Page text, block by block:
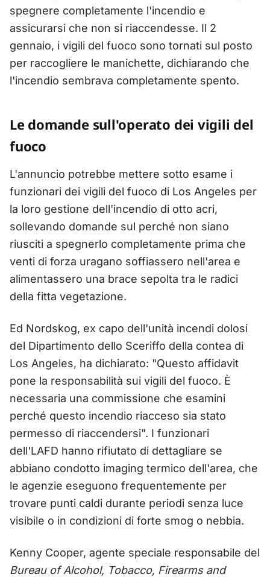
spegnere completamente l'incendio e
assicurarsi che non si riaccendesse. Il 2
gennaio, i vigili del fuoco sono tornati sul posto
per raccogliere le manichette, dichiarando che
l'incendio sembrava completamente spento.
Le domande sull'operato dei vigili del
fuoco
L'annuncio potrebbe mettere sotto esame i
funzionari dei vigili del fuoco di Los Angeles per
la loro gestione dell'incendio di otto acri,
sollevando domande sul perché non siano
riusciti a spegnerlo completamente prima che
venti di forza uragano soffiassero nell'area e
alimentassero una brace sepolta tra le radici
della fitta vegetazione.
Ed Nordskog, ex capo dell'unità incendi dolosi
del Dipartimento dello Sceriffo della contea di
Los Angeles, ha dichiarato: "Questo affidavit
pone la responsabilità sui vigili del fuoco. È
necessaria una commissione che esamini
perché questo incendio riacceso sia stato
permesso di riaccendersi". I funzionari
dell'LAFD hanno rifiutato di dettagliare se
abbiano condotto imaging termico dell'area, che
le agenzie eseguono frequentemente per
trovare punti caldi durante periodi senza luce
visibile o in condizioni di forte smog o nebbia.
Kenny Cooper, agente speciale responsabile del
Bureau of Alcohol, Tobacco, Firearms and